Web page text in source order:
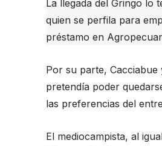
La llegada del Gringo lo
quien se perfila para
préstamo en
Por su parte, Cacciabue
pretendía poder
las preferencias del
El mediocampista, al